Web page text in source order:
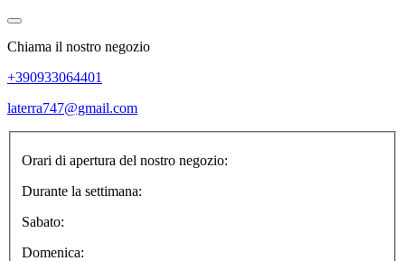
Chiama il nostro negozio
+390933064401
laterra747@gmail.com
Orari di apertura del nostro negozio:
Durante la settimana:
Sabato:
Domenica: